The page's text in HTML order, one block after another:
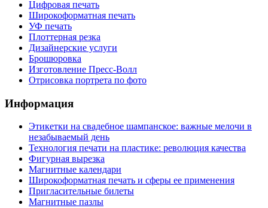
Цифровая печать
Широкоформатная печать
УФ печать
Плоттерная резка
Дизайнерские услуги
Брошюровка
Изготовление Пресс-Волл
Отрисовка портрета по фото
Информация
Этикетки на свадебное шампанское: важные мелочи в
незабываемый день
Технология печати на пластике: революция качества
Фигурная вырезка
Магнитные календари
Широкоформатная печать и сферы ее применения
Пригласительные билеты
Магнитные пазлы